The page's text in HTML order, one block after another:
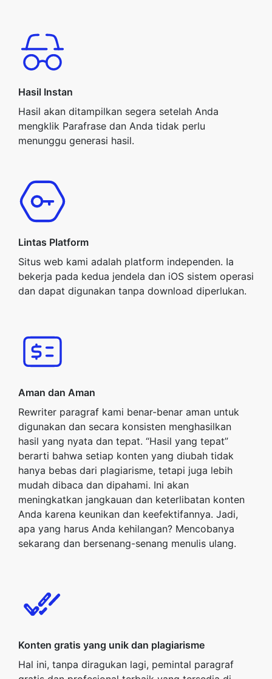
Hasil Instan
Hasil akan ditampilkan segera setelah Anda
mengklik Parafrase dan Anda tidak perlu
menunggu generasi hasil.
Lintas Platform
Situs web kami adalah platform independen. Ia
bekerja pada kedua jendela dan iOS sistem operasi
dan dapat digunakan tanpa download diperlukan.
Aman dan Aman
Rewriter paragraf kami benar-benar aman untuk
digunakan dan secara konsisten menghasilkan
hasil yang nyata dan tepat. “Hasil yang tepat”
berarti bahwa setiap konten yang diubah tidak
hanya bebas dari plagiarisme, tetapi juga lebih
mudah dibaca dan dipahami. Ini akan
meningkatkan jangkauan dan keterlibatan konten
Anda karena keunikan dan keefektifannya. Jadi,
apa yang harus Anda kehilangan? Mencobanya
sekarang dan bersenang-senang menulis ulang.
Konten gratis yang unik dan plagiarisme
Hal ini, tanpa diragukan lagi, pemintal paragraf